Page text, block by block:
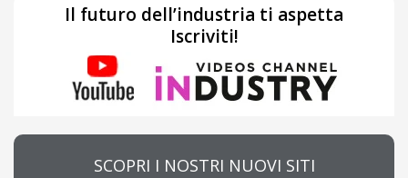
Il futuro dell’industria ti aspetta
Iscriviti!
SCOPRI I NOSTRI NUOVI SITI